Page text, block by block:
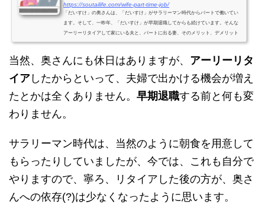
https://soutailife.com/wife-part-time-job/
「だいすけ」の奥さんは、「だいすけ」がサラリーマン時代からパートで働いてい
ます。そして、一昨年、「だいすけ」が早期退職してからも続けています。そんな
アーリーリタイアして家にいる夫と、パートに出る妻、そのメリット、デメリット
は？メリットお互い、気分的に楽。2人とも家にいると、殆どの時間を夫婦で過ごす
もあるでしょう。奥さんがパートに出る事で、「だいすけ」も昼間、好き勝手に出
来ますし、奥さんも、その方が気分的に楽だと言ってい...
当然、奥さんにも休日はありますが、 アーリーリタ
イア したからといって、夫婦で出かける機会が増え
たとかは全くありません。 早期退職する前と何も変
わりません。
サラリーマン時代は、当然のように朝食を用意して
もらったりしていましたが、今では、これも自分で
やりますので、寧ろ、リタイアした後の方が、奥さ
んへの依存(?)は少なくなったように思います。